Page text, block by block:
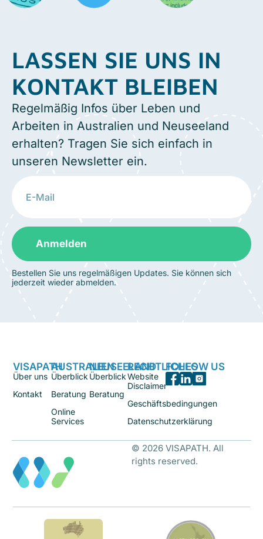
LASSEN SIE UNS IN
KONTAKT BLEIBEN
Regelmäßig Infos über Leben und
Arbeiten in Australien und Neuseeland
erhalten? Tragen Sie sich einfach in
unseren Newsletter ein.
Anmelden
Bestellen Sie uns regelmäßigen Updates. Sie können sich
jederzeit wieder abmelden.
VISAPATH
Über uns
Kontakt
AUSTRALIEN
Überblick
Beratung
Online
Services
NEUSEELAND
Überblick
Beratung
RECHTLICHES
Website
Disclaimer
Geschäftsbedingungen
Datenschutzerklärung
FOLLOW US
© 2026 VISAPATH. All
rights reserved.